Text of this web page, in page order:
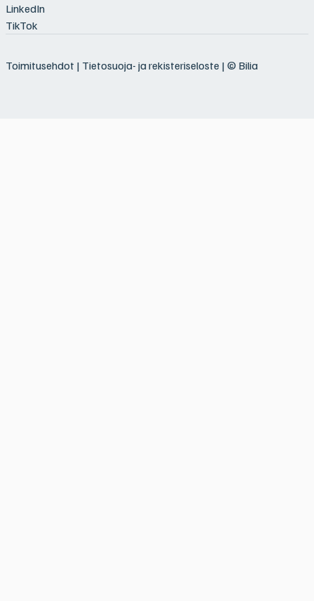
LinkedIn
TikTok
Toimitusehdot | Tietosuoja- ja rekisteriseloste | © Bilia